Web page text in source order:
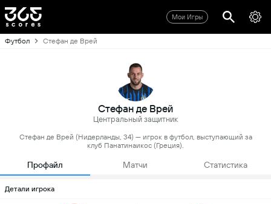
Мои Игры
Футбол Стефан де Врей
Стефан де Врей
Центральный защитник
Стефан де Врей (Нидерланды, 34) — игрок в футбол, выступающий за
клуб Панатинаикос (Греция).
Профайл Матчи Статистика
Детали игрока